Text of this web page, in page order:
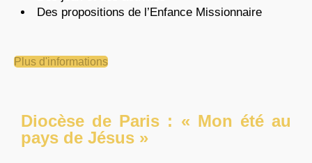
Des propositions de l’Enfance Missionnaire
Plus d'informations
Diocèse de Paris : « Mon été au
pays de Jésus »